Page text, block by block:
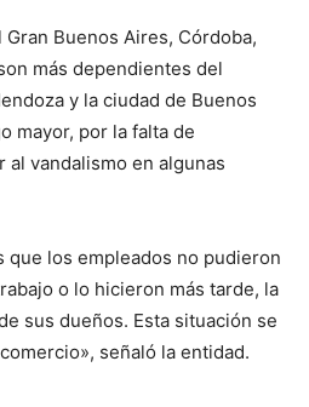
Buenos Aires, Córdoba,
más dependientes del
y la ciudad de Buenos
mayor, por la falta de
vandalismo en algunas
que los empleados no pudieron
o lo hicieron más tarde, la
sus dueños. Esta situación se
señaló la entidad.